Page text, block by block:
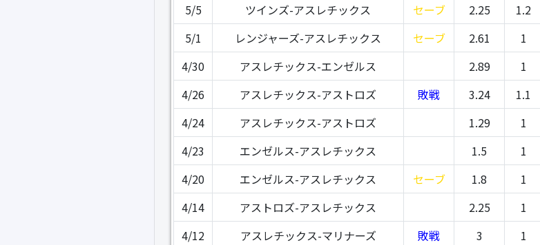
5/5
ツインズ-アスレチックス セーブ 2.25 1.2
5/1
レンジャーズ-アスレチックス セーブ 2.61 1
4/30
アスレチックス-エンゼルス 2.89 1
4/26
アスレチックス-アストロズ 敗戦 3.24 1.1
4/24
アスレチックス-アストロズ 1.29 1
4/23
エンゼルス-アスレチックス 1.5 1
4/20
エンゼルス-アスレチックス セーブ 1.8 1
4/14
アストロズ-アスレチックス 2.25 1
4/12
アスレチックス-マリナーズ 敗戦 3 1